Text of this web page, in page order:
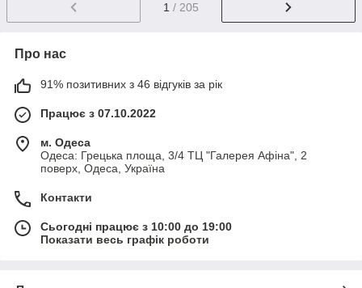
1 / 205
Про нас
91% позитивних з 46 відгуків за рік
Працює з 07.10.2022
м. Одеса
Одеса: Грецька площа, 3/4 ТЦ "Галерея Афіна", 2
поверх, Одеса, Україна
Контакти
Сьогодні працює з 10:00 до 19:00
Показати весь графік роботи